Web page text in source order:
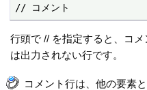
// コメント
行頭で // を指定すると、コ
は出力されない行です。
コメント行は、他の要素